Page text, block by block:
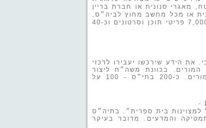
מאגרי סנונית או חברת בריין
או מכל מחשב מחוץ לביה״ס.
כמו כן ייעשה שימוש במאגר הספרייה הדיגיטאלית של משה״ח, שאליו הועלו כ-7,000 פריטי תוכן וסרטונים וכ-40
את הידע שירכשו יעבירו לרכזי
בכוונת משה״ח ליצור
שרשרת תמיכה לתוכנית שתכלול את מדריכי המקצוע, הרכזים בבתיה״ס והמורים. כ-200 בתי״ס - 100 על
-
בית ספרית״. בתיה״ס
והמדעים. מדובר בעיקר